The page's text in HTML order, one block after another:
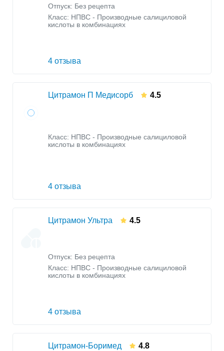
Отпуск: Без рецепта
Класс: НПВС - Производные салициловой
кислоты в комбинациях
4 отзыва
Цитрамон П Медисорб 4.5
Класс: НПВС - Производные салициловой
кислоты в комбинациях
4 отзыва
Цитрамон Ультра 4.5
Отпуск: Без рецепта
Класс: НПВС - Производные салициловой
кислоты в комбинациях
4 отзыва
Цитрамон-Боримед 4.8